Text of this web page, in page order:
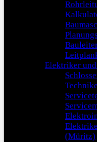
Elektriker
(Müritz)